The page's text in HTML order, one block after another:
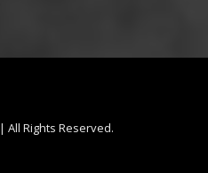
| All Rights Reserved.